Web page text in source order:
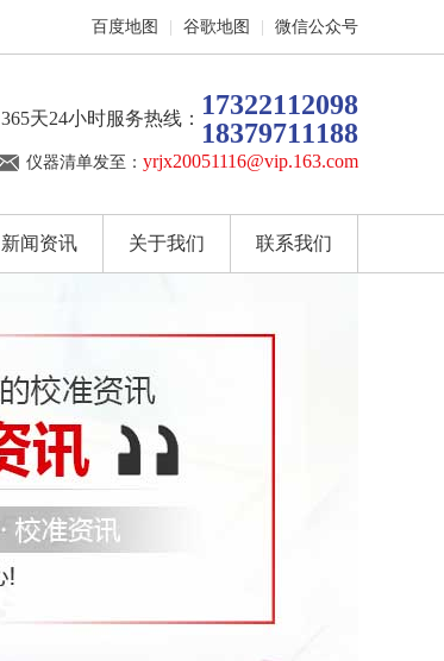
百度地图 谷歌地图 微信公众号
365天24小时服务热线： 17322112098
18379711188
仪器清单发至： yrjx20051116@vip.163.com
新闻资讯 关于我们 联系我们